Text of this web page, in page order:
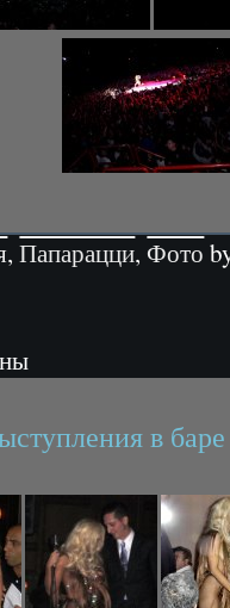
,Папарацци,Фото
в